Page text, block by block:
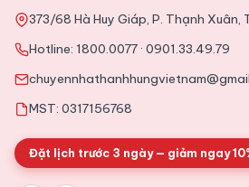
2025-11-09
Tin Tức
Tổng hợp kinh nghiệm chuyển văn
373/68 Hà Huy Giáp, P. Thạnh Xuân,
Hotline: 1800.0077 · 0901.33.49.79
MST: 0317156768
Đặt lịch trước 3 ngày — giảm ngay